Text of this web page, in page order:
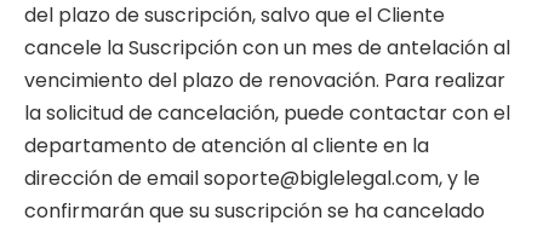
del plazo de suscripción, salvo que el Cliente
cancele la Suscripción con un mes de antelación al
vencimiento del plazo de renovación. Para realizar
la solicitud de cancelación, puede contactar con el
departamento de atención al cliente en la
dirección de email soporte@biglelegal.com, y le
confirmarán que su suscripción se ha cancelado